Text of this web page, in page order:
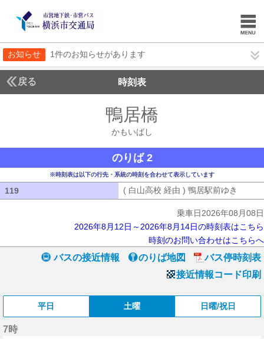
お知らせ 1件のお知らせがあります
戻る 時刻表
鴨居橋
かもいばし
のりば 2
※時刻表は以下の行先・系統の時刻を合わせて表示しています
119 ( 白山高校 経由 ) 鴨居駅前ゆき
乗車日2026年08月08日
2026年8月12日～2026年8月14日の時刻表はこちら
時刻のお問い合わせはこちらへ
バスの接近情報 のりば地図
バス停時刻表
接近情報コード印刷
平日 土曜 日曜/祝日
7時